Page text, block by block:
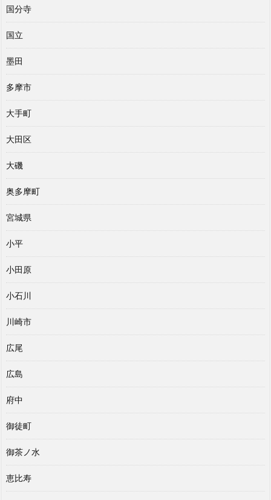
国分寺
国立
墨田
多摩市
大手町
大田区
大磯
奥多摩町
宮城県
小平
小田原
小石川
川崎市
広尾
広島
府中
御徒町
御茶ノ水
恵比寿